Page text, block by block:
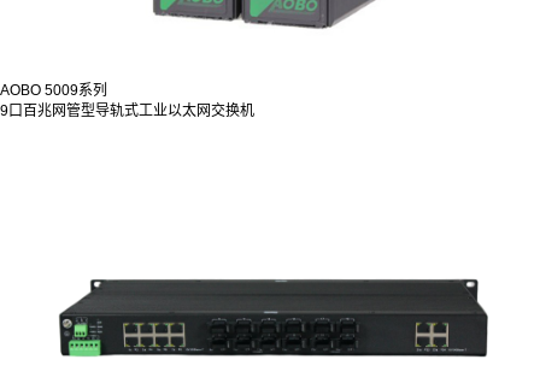
AOBO 5009系列
9口百兆网管型导轨式工业以太网交换机